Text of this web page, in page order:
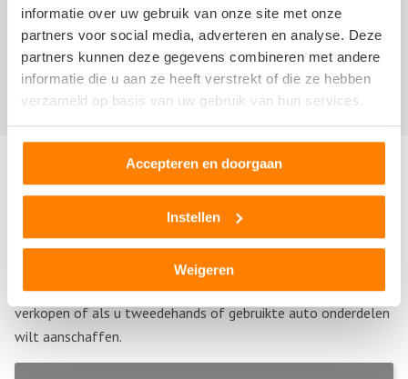
informatie over uw gebruik van onze site met onze
partners voor social media, adverteren en analyse. Deze
partners kunnen deze gegevens combineren met andere
informatie die u aan ze heeft verstrekt of die ze hebben
verzameld op basis van uw gebruik van hun services.
Accepteren en doorgaan
Instellen
Weigeren
Er zijn nog geen recensies geschreven over J. Huizinga.
Schrijf nu als eerste een review!
Andere autosloperijen in de buurt
Bent u op zoek naar een andere autosloperij, autosloop of
autodemontagebedrijf in de buurt van J. Huizinga? Hieronder
vind u een overzicht van autosloperijen in
Deze bedrijven kunnen u helpen als u uw sloopauto wilt
verkopen of als u tweedehands of gebruikte auto onderdelen
wilt aanschaffen.